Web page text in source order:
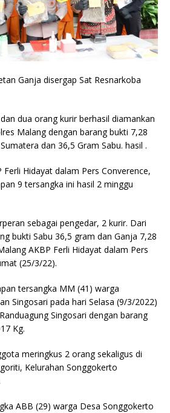
Ganja disergap Sat Resnarkoba
dua orang kurir berhasil diamankan
Malang dengan barang bukti 7,28
dan 36,5 Gram Sabu. hasil .
Ferli Hidayat dalam Pers Converence,
9 tersangka ini hasil 2 minggu
sebagai pengedar, 2 kurir. Dari
bukti Sabu 36,5 gram dan Ganja 7,28
AKBP Ferli Hidayat dalam Pers
(25/3/22).
tersangka MM (41) warga
Singosari pada hari Selasa (9/3/2022)
Singosari dengan barang
Kg.
meringkus 2 orang sekaligus di
Kelurahan Songgokerto
ABB (29) warga Desa Songgokerto